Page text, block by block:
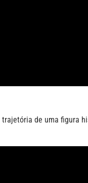
trajetória de uma figura